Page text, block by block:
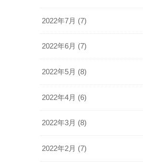
2022年7月 (7)
2022年6月 (7)
2022年5月 (8)
2022年4月 (6)
2022年3月 (8)
2022年2月 (7)